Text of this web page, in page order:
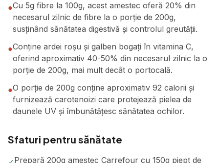
●Cu 5g fibre la 100g, acest amestec oferă 20% din
necesarul zilnic de fibre la o porție de 200g,
susținând sănătatea digestivă și controlul greutății.
●Conține ardei roșu și galben bogați în vitamina C,
oferind aproximativ 40-50% din necesarul zilnic la o
porție de 200g, mai mult decât o portocală.
●O porție de 200g conține aproximativ 92 calorii și
furnizează carotenoizi care protejează pielea de
daunele UV și îmbunătățesc sănătatea ochilor.
Sfaturi pentru sănătate
Prepară 200g amestec Carrefour cu 150g piept de